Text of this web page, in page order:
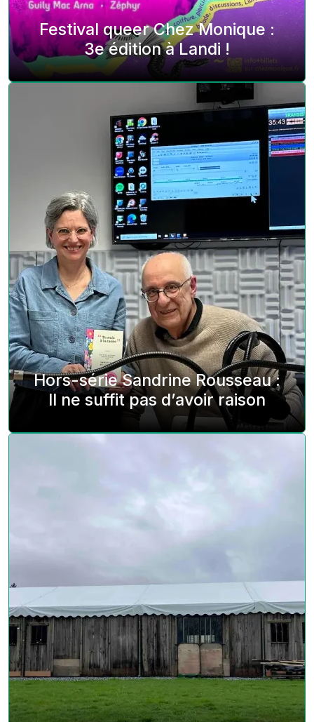
Festival queer Chez Monique :
3e édition à Landi !
Hors-série Sandrine Rousseau :
Il ne suffit pas d’avoir raison